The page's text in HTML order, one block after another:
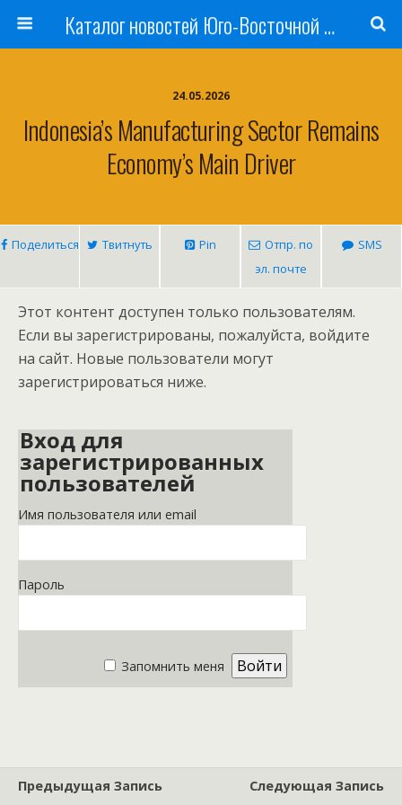
Каталог новостей Юго-Восточной Азии, Австралии и Океании
24.05.2026
Indonesia’s Manufacturing Sector Remains
Economy’s Main Driver
Поделиться Твитнуть Pin
Отпр. по
эл. почте
SMS
Этот контент доступен только пользователям.
Если вы зарегистрированы, пожалуйста, войдите
на сайт. Новые пользователи могут
зарегистрироваться ниже.
Вход для
зарегистрированных
пользователей
Имя пользователя или email
Пароль
Запомнить меня
Предыдущая Запись
Следующая Запись